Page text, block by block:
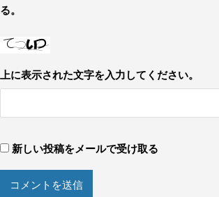
る。
上に表示された文字を入力してください。
新しい投稿をメールで受け取る